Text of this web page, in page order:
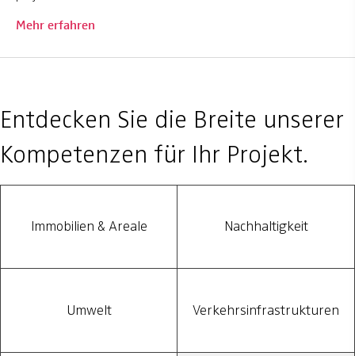
Mehr erfahren
Mehr erfahren
Mehr erfahren
Entdecken Sie die Breite unserer
Kompetenzen für Ihr Projekt.
Immobilien & Areale Nachhaltigkeit
Umwelt Verkehrsinfrastrukturen